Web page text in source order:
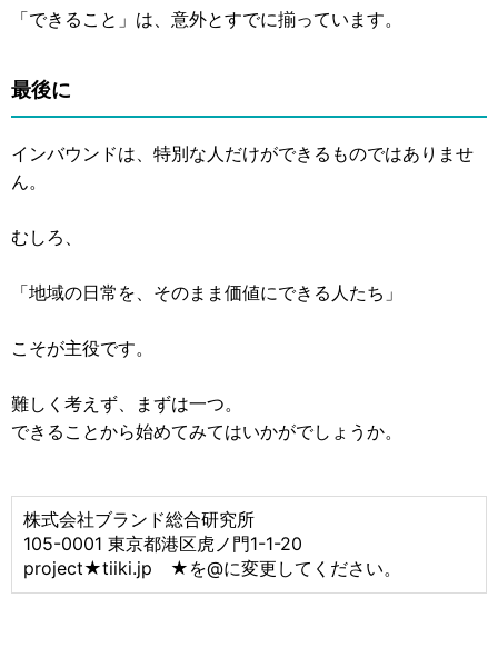
「できること」は、意外とすでに揃っています。
最後に
インバウンドは、特別な人だけができるものではありませ
ん。
むしろ、
「地域の日常を、そのまま価値にできる人たち」
こそが主役です。
難しく考えず、まずは一つ。
できることから始めてみてはいかがでしょうか。
株式会社ブランド総合研究所
105-0001 東京都港区虎ノ門1-1-20
project★tiiki.jp ★を@に変更してください。